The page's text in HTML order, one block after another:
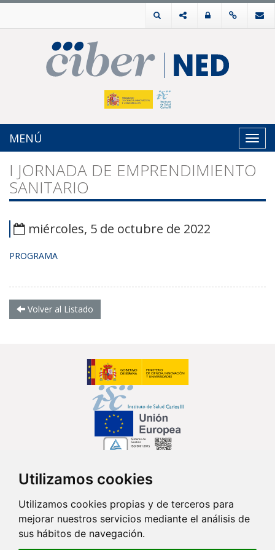
Utilizamos cookies
Utilizamos cookies propias y de terceros para
mejorar nuestros servicios mediante el análisis de
sus hábitos de navegación.
MENÚ
I JORNADA DE EMPRENDIMIENTO
SANITARIO
miércoles, 5 de octubre de 2022
PROGRAMA
Volver al Listado
Síguenos en...
Contacto